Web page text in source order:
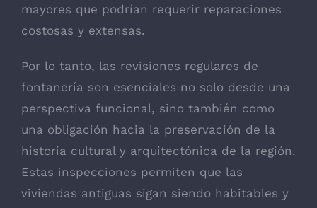
mayores que podrían requerir reparaciones
costosas y extensas.
Por lo tanto, las revisiones regulares de
fontanería son esenciales no solo desde una
perspectiva funcional, sino también como
una obligación hacia la preservación de la
historia cultural y arquitectónica de la región.
Estas inspecciones permiten que las
viviendas antiguas sigan siendo habitables y